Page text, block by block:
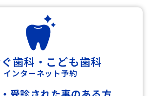
歯科・こども歯科
インターネット予約